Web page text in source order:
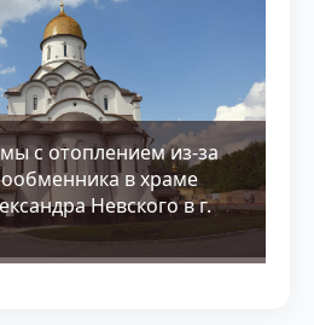
с отоплением из-за
в храме
Невского в г.